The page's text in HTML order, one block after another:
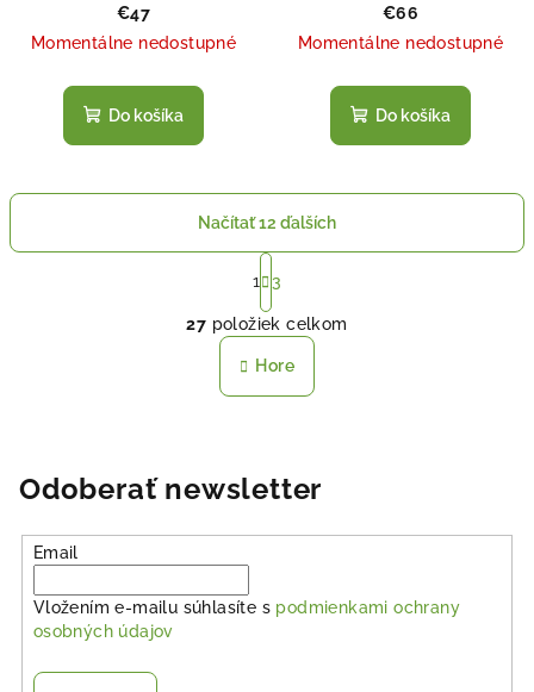
€47
Momentálne nedostupné
Do košíka
€66
Momentálne nedostupné
Do košíka
O
v
l
i
v
Načítať 12 ďalších
S
t
r
á
n
k
o
i
1 3
27 položiek celkom
Hore
Odoberať newsletter
Email
Vložením e-mailu súhlasíte s podmienkami ochrany
osobných údajov